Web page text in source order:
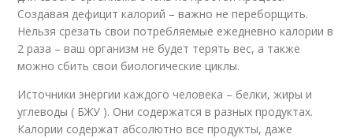
Создавая дефицит калорий – важно не переборщить.
Нельзя срезать свои потребляемые ежедневно калории в
2 раза – ваш организм не будет терять вес, а также
можно сбить свои биологические циклы.
Источники энергии каждого человека – белки, жиры и
углеводы ( БЖУ ). Они содержатся в разных продуктах.
Калории содержат абсолютно все продукты, даже